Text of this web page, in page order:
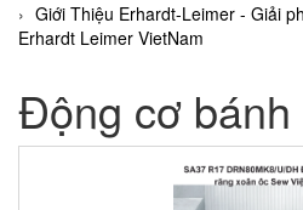
Giới Thiệu Erhardt-Leimer - Giải
Erhardt Leimer VietNam
Động cơ bánh